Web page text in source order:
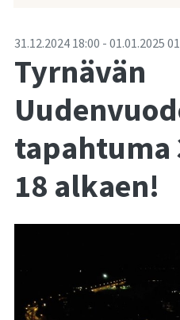
-31.12.2024 18:00 - 01.01.2025
Tyrnävän
tapahtuma
18 alkaen!